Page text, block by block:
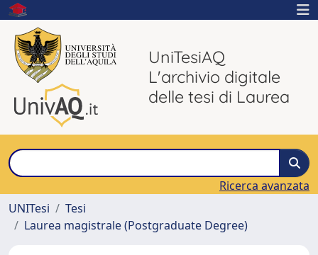
UniTesiAQ
L'archivio digitale
delle tesi di Laurea
Ricerca avanzata
UNITesi
Tesi
Laurea magistrale (Postgraduate Degree)